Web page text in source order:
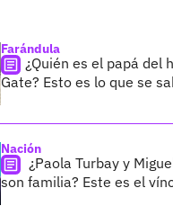
Farándula
¿Quién es el papá del
Gate? Esto es lo que se
Nación
¿Paola Turbay y
son familia? Este es el